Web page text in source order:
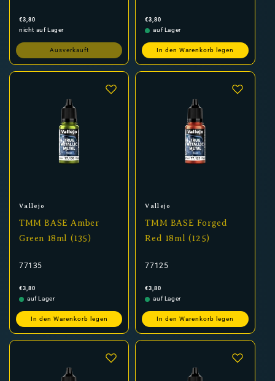
Normaler
Preis
€3,80
nicht auf Lager
Ausverkauft
Normaler
Preis
€3,80
auf Lager
In den Warenkorb legen
Anbieter:
Vallejo
TMM BASE Amber
Green 18ml (135)
77135
Normaler
Preis
€3,80
auf Lager
In den Warenkorb legen
Anbieter:
Vallejo
TMM BASE Forged
Red 18ml (125)
77125
Normaler
Preis
€3,80
auf Lager
In den Warenkorb legen